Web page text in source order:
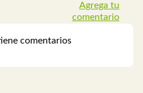
Agrega tu
comentario
comentarios